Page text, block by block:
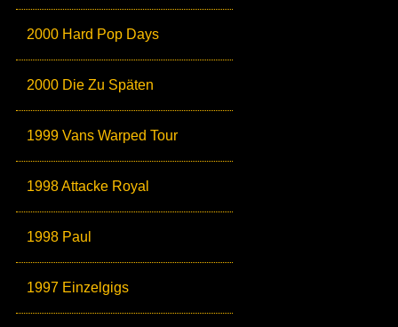
2000 Hard Pop Days
2000 Die Zu Späten
1999 Vans Warped Tour
1998 Attacke Royal
1998 Paul
1997 Einzelgigs